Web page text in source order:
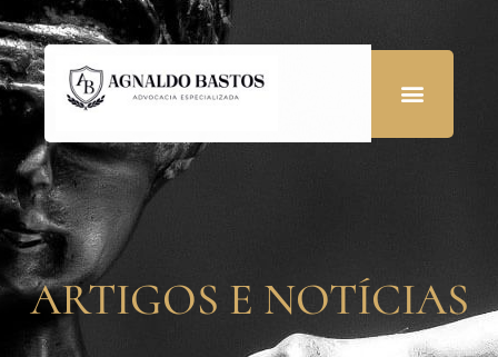
ARTIGOS E NOTÍCIAS